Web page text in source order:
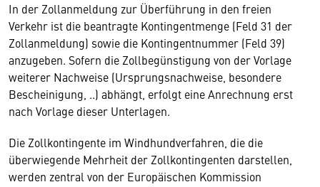
In der Zollanmeldung zur Überführung in den freien
Verkehr ist die beantragte Kontingentmenge (Feld 31 der
Zollanmeldung) sowie die Kontingentnummer (Feld 39)
anzugeben. Sofern die Zollbegünstigung von der Vorlage
weiterer Nachweise (Ursprungsnachweise, besondere
Bescheinigung, ..) abhängt, erfolgt eine Anrechnung erst
nach Vorlage dieser Unterlagen.
Die Zollkontingente im Windhundverfahren, die die
überwiegende Mehrheit der Zollkontingenten darstellen,
werden zentral von der Europäischen Kommission